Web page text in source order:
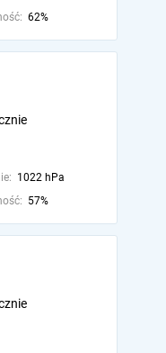
62%
1022 hPa
57%